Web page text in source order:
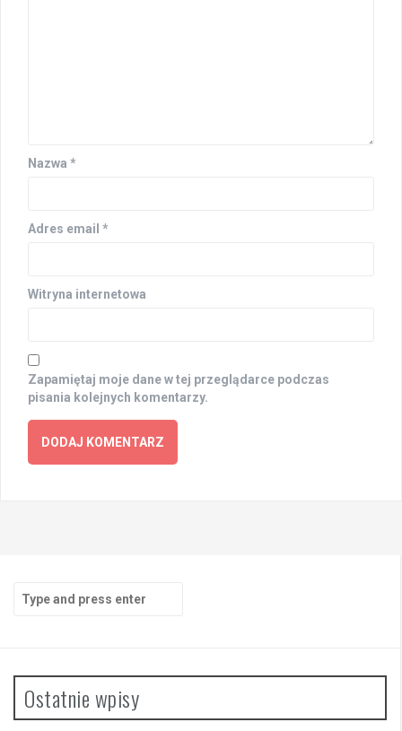
Nazwa *
Adres email *
Witryna internetowa
Zapamiętaj moje dane w tej przeglądarce podczas
pisania kolejnych komentarzy.
Search
for:
Ostatnie wpisy